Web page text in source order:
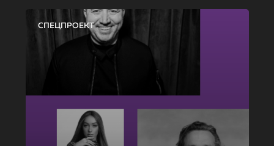
СПЕЦПРОЕКТ